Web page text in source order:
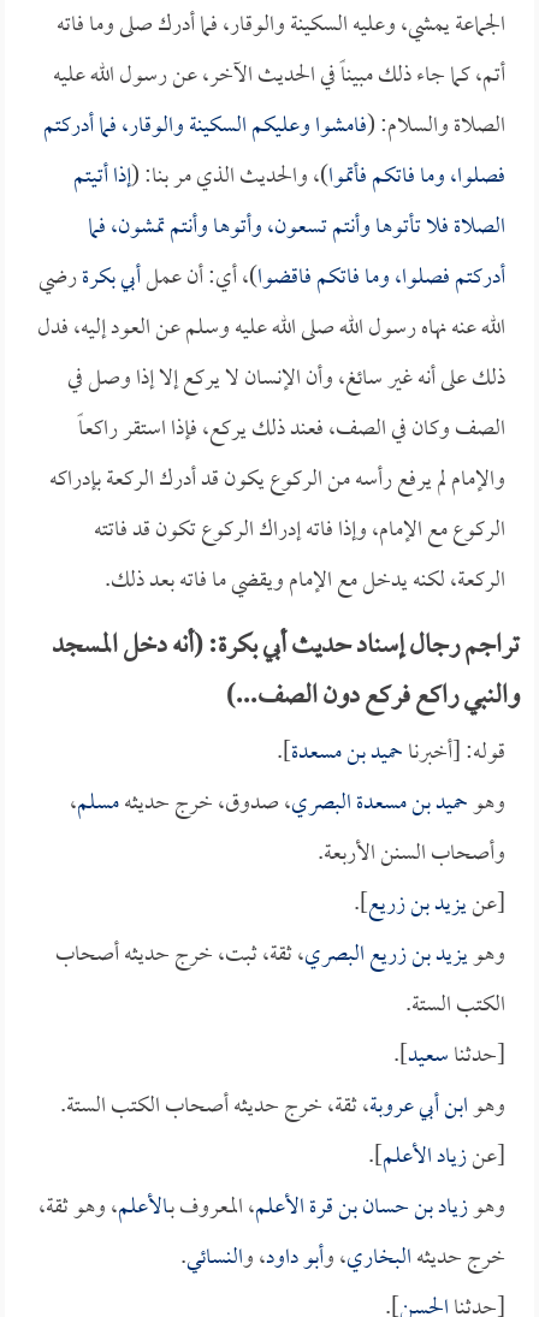
الجماعة يمشي، وعليه السكينة والوقار، فما أدرك صلى وما فاته
أتم، كما جاء ذلك مبيناً في الحديث الآخر، عن رسول الله عليه
الصلاة والسلام: (فامشوا وعليكم السكينة والوقار، فما أدركتم
فصلوا، وما فاتكم فأتموا)، والحديث الذي مر بنا: (إذا أتيتم
الصلاة فلا تأتوها وأنتم تسعون، وأتوها وأنتم تمشون، فما
أدركتم فصلوا، وما فاتكم فاقضوا)، أي: أن عملأبي بكرةرضي
الله عنه نهاه رسول الله صلى الله عليه وسلم عن العود إليه، فدل
ذلك على أنه غير سائغ، وأن الإنسان لا يركع إلا إذا وصل في
الصف وكان في الصف، فعند ذلك يركع، فإذا استقر راكعاً
والإمام لم يرفع رأسه من الركوع يكون قد أدرك الركعة بإدراكه
الركوع مع الإمام، وإذا فاته إدراك الركوع تكون قد فاتته
الركعة، لكنه يدخل مع الإمام ويقضي ما فاته بعد ذلك.
تراجم رجال إسناد حديث أبي بكرة: (أنه دخل المسجد
والنبي راكع فركع دون الصف...)
قوله: [أخبرناحميد بن مسعدة].
وهوحميد بن مسعدة البصري، صدوق، خرج حديثهمسلم،
وأصحاب السنن الأربعة.
[عنيزيد بن زريع].
وهويزيد بن زريع البصري، ثقة، ثبت، خرج حديثه أصحاب
الكتب الستة.
[حدثناسعيد].
وهوابن أبي عروبة، ثقة، خرج حديثه أصحاب الكتب الستة.
[عنزياد الأعلم].
وهوزياد بن حسان بن قرة الأعلم، المعروف بـالأعلم، وهو ثقة،
خرج حديثهالبخاري، وأبو داود، والنسائي.